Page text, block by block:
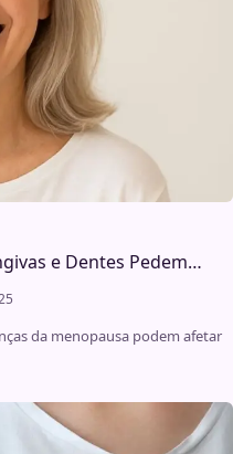
e Dentes Pedem…
da menopausa podem afetar